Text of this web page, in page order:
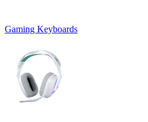
Gaming Keyboards